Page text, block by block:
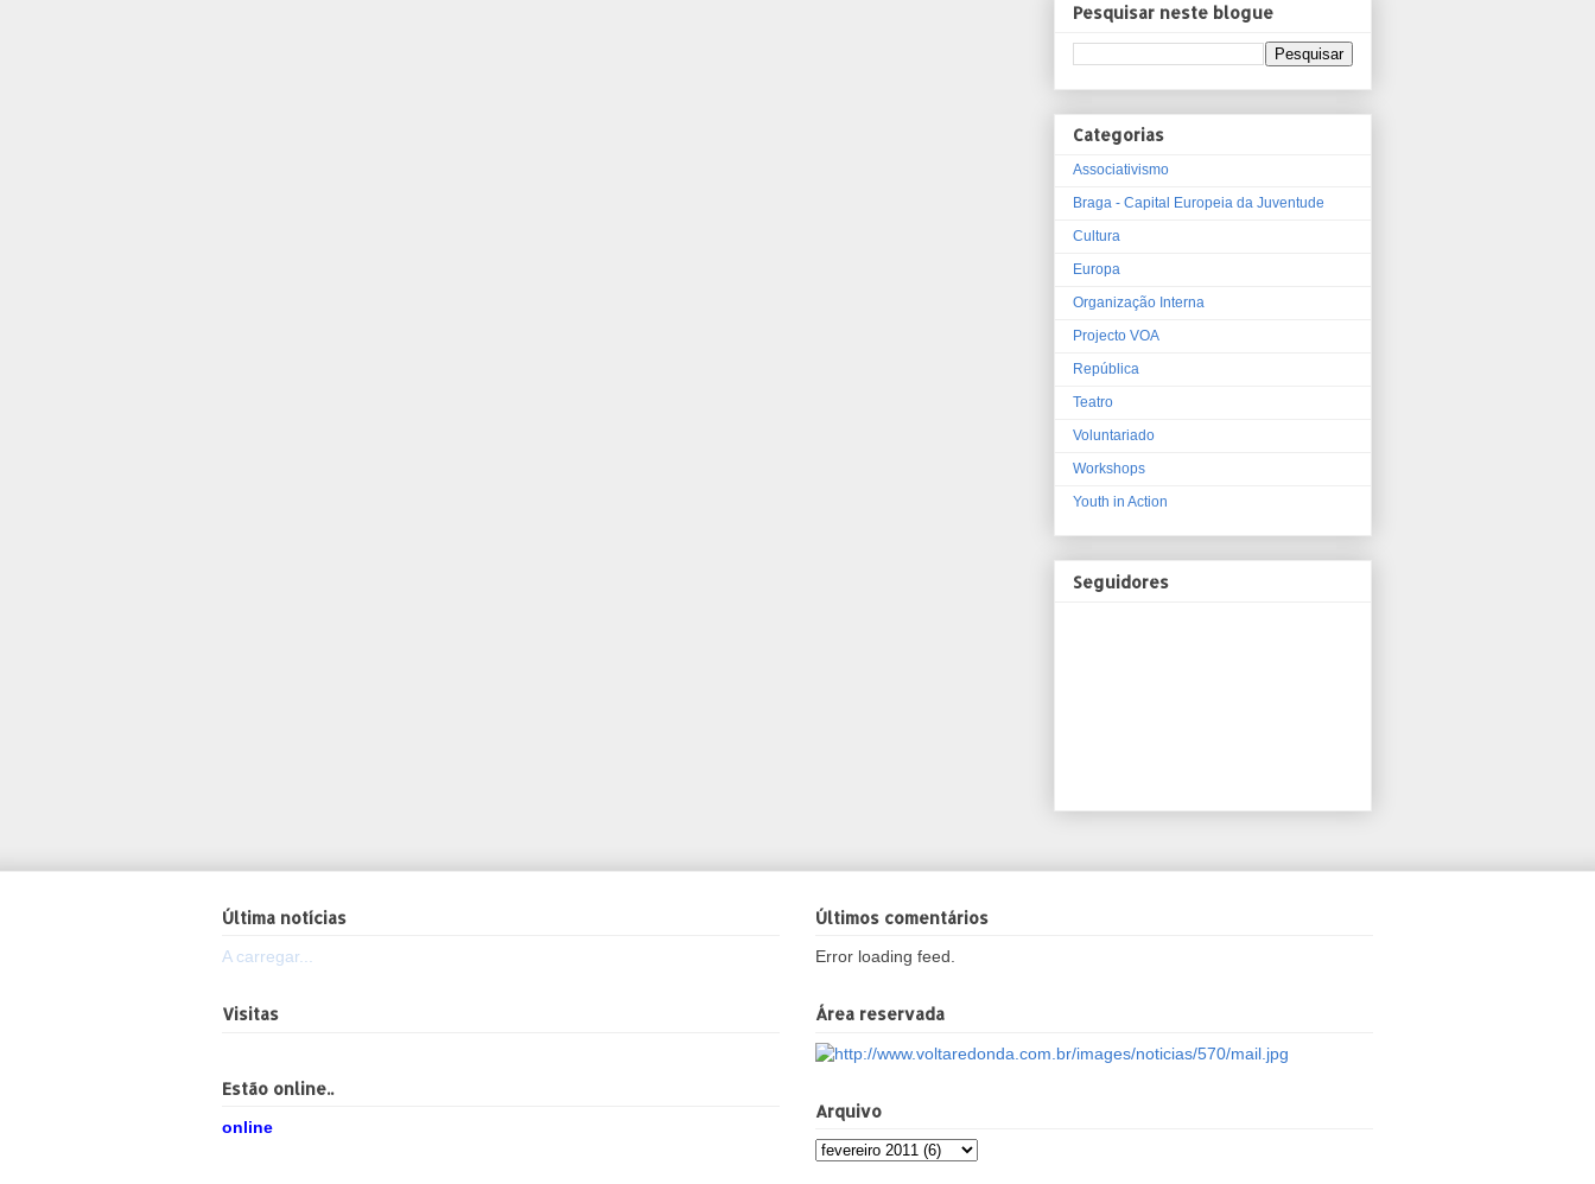
Pesquisar neste blogue
Categorias
Associativismo
Braga - Capital Europeia da Juventude
Cultura
Europa
Organização Interna
Projecto VOA
República
Teatro
Voluntariado
Workshops
Youth in Action
Seguidores
Última notícias
A carregar...
Visitas
Estão online..
online
Últimos comentários
Error loading feed.
Área reservada
Arquivo